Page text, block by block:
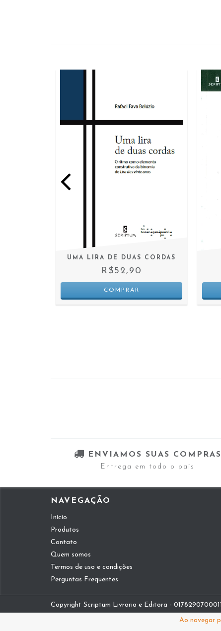
Ao navegar
UMA LIRA DE DUAS CORDAS
R$52,90
ENVIAMOS SUAS COMPRAS
Entrega em todo o país
NAVEGAÇÃO
Início
Produtos
Contato
Quem somos
Termos de uso e condições
Perguntas Frequentes
Copyright Scriptum Livraria e Editora -